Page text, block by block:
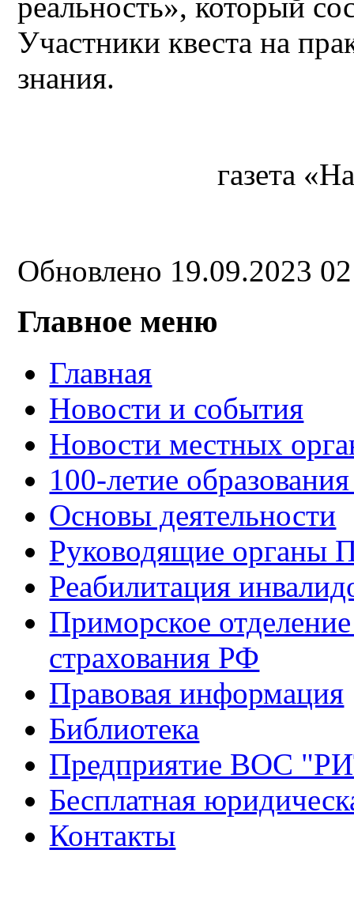
Участники квеста на
знания.
газета
Обновлено 19.09.2023
Главное меню
Главная
Новости и события
Новости местных
100-летие
Основы деятельности
Руководящие органы
Реабилитация
Приморское
страхования РФ
Правовая информация
Библиотека
Предприятие ВОС
Бесплатная
Контакты